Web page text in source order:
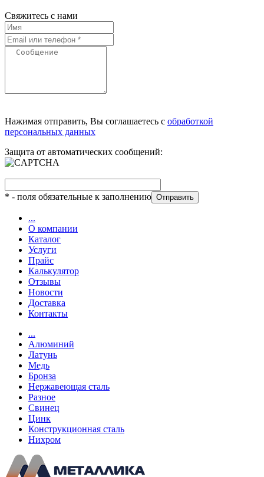
Свяжитесь с нами
Нажимая отправить, Вы соглашаетесь с обработкой
персональных данных
Защита от автоматических сообщений:
* - поля обязательные к заполнению
...
О компании
Каталог
Услуги
Прайс
Калькулятор
Отзывы
Новости
Доставка
Контакты
...
Алюминий
Латунь
Медь
Бронза
Нержавеющая сталь
Разное
Свинец
Цинк
Конструкционная сталь
Нихром